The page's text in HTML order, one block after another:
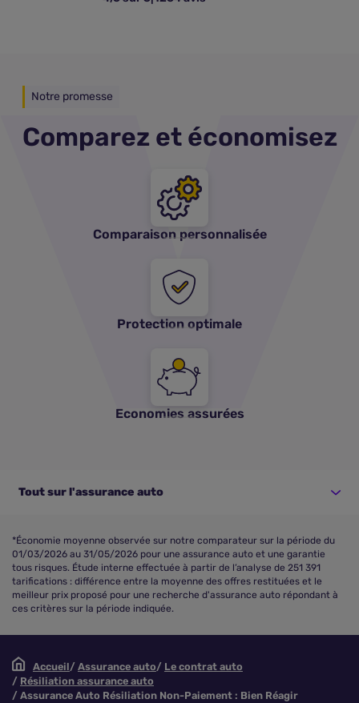
Notre promesse
Comparez et économisez
Comparaison personnalisée
Protection optimale
Economies assurées
Tout sur l'assurance auto
*Économie moyenne observée sur notre comparateur sur la période du
01/03/2026 au 31/05/2026 pour une assurance auto et une garantie
tous risques. Étude interne effectuée à partir de l’analyse de 251 391
tarifications : différence entre la moyenne des offres restituées et le
meilleur prix proposé pour une recherche d'assurance auto répondant à
ces critères sur la période indiquée.
Accueil Assurance auto
Le contrat auto
Résiliation assurance auto
Assurance Auto Résiliation Non-Paiement : Bien Réagir